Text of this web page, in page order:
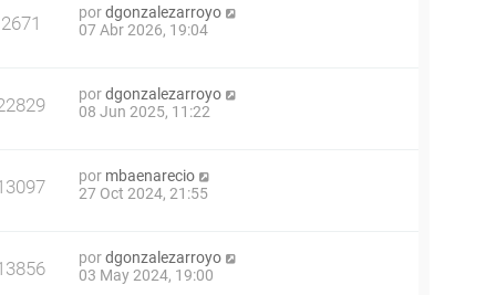
2671 pordgonzalezarroyo
07 Abr 2026, 19:04
pordgonzalezarroyo
08 Jun 2025, 11:22
por mbaenarecio
27 Oct 2024, 21:55
pordgonzalezarroyo
03 May 2024, 19:00